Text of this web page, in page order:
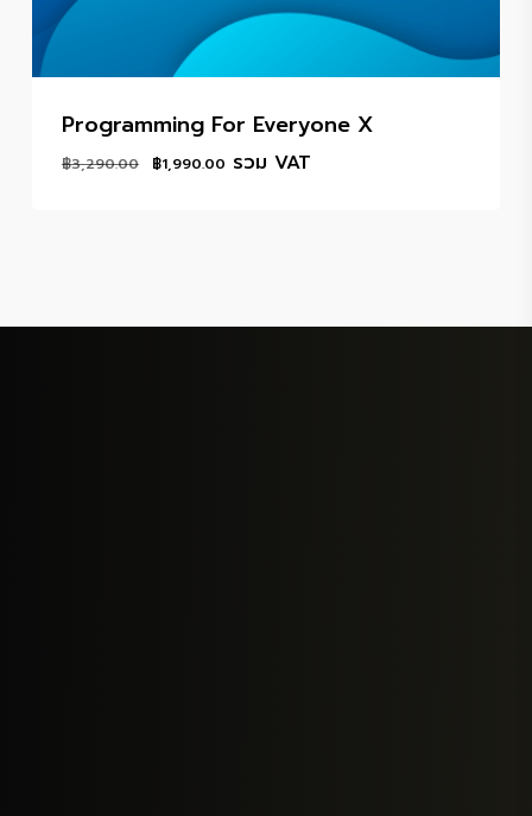
Programming For Everyone X
฿3,290.00
Original
฿1,990.00Current
รวม VAT